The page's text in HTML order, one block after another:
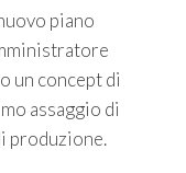
piano
un concept di
assaggio di
produzione.